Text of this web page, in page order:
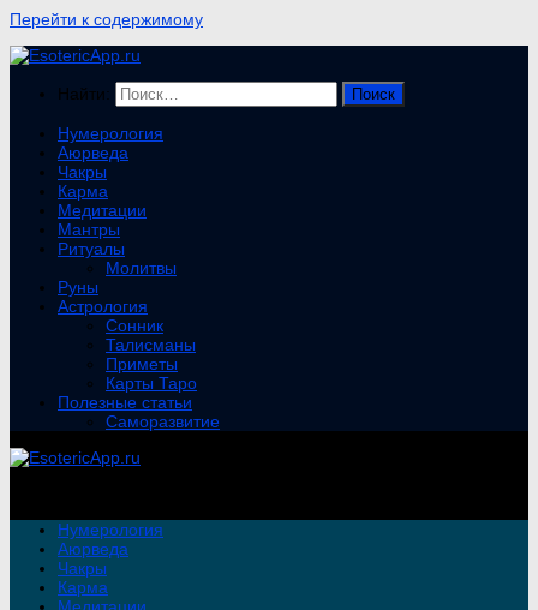
Перейти к содержимому
Найти:
Нумерология
Аюрведа
Чакры
Карма
Медитации
Мантры
Ритуалы
Молитвы
Руны
Астрология
Сонник
Талисманы
Приметы
Карты Таро
Полезные статьи
Саморазвитие
Нумерология
Аюрведа
Чакры
Карма